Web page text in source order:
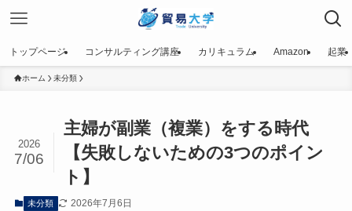
トップページ コンサルティング講座 カリキュラム Amazon 起業
ホーム 未分類
主婦が副業（複業）をする時代
【失敗しないための3つのポイン
ト】
2026
7/06
未分類 2026年7月6日